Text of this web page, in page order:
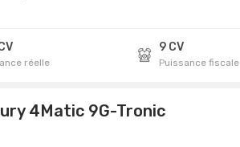
réelle
9 CV
Puissance fiscale
4Matic 9G-Tronic